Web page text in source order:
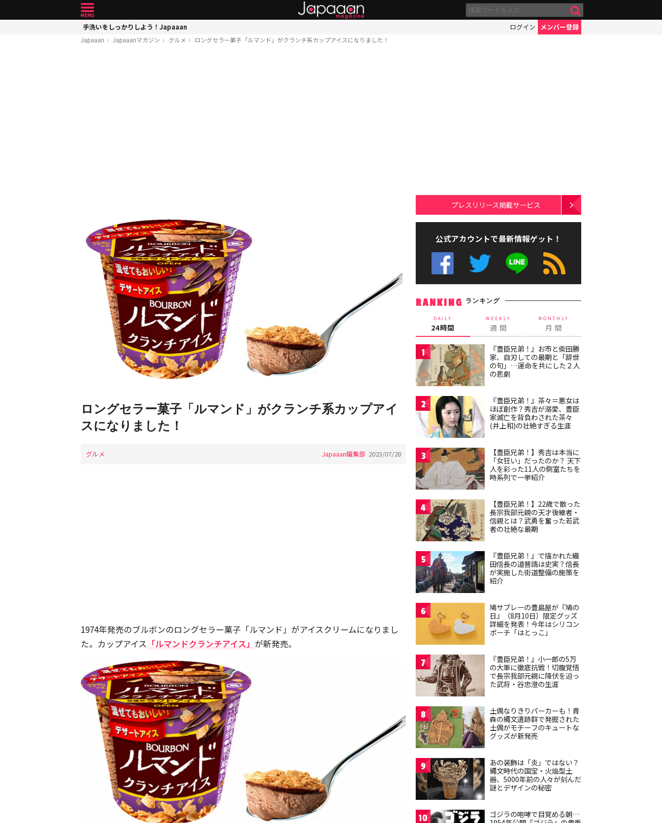
手洗いをしっかりしよう！Japaaan ログイン メンバー登録
Japaaan Japaaanマガジン グルメ ロングセラー菓子「ルマンド」がクランチ系カップアイスになりました！
ロングセラー菓子「ルマンド」がクランチ系カップアイ
スになりました！
グルメ Japaaan編集部 2023/07/28
1974年発売のブルボンのロングセラー菓子「ルマンド」がアイスクリームになりまし
た。カップアイス 「ルマンドクランチアイス」 が新発売。
プレスリリース掲載サービス
公式アカウントで最新情報ゲット！
RANKING ランキング
DAILY
24時間
WEEKLY
週 間
MONTHLY
月 間
1
『豊臣兄弟！』お市と柴田勝
家、自刃しての最期と「辞世
の句」…運命を共にした２人
の悲劇
2
『豊臣兄弟！』茶々＝悪女は
ほぼ創作？秀吉が溺愛、豊臣
家滅亡を背負わされた茶々
(井上和)の壮絶すぎる生涯
3
【豊臣兄弟！】秀吉は本当に
「女狂い」だったのか？ 天下
人を彩った11人の側室たちを
時系列で一挙紹介
4
【豊臣兄弟！】22歳で散った
長宗我部元親の天才後継者・
信親とは？武勇を奮った若武
者の壮絶な最期
5
『豊臣兄弟！』で描かれた織
田信長の道普請は史実？信長
が実施した街道整備の施策を
紹介
6
鳩サブレーの豊島屋が『鳩の
日』（8月10日）限定グッズ
詳細を発表！今年はシリコン
ポーチ「はとっこ」
7
『豊臣兄弟！』小一郎の5万
の大軍に徹底抗戦！切腹覚悟
で長宗我部元親に降伏を迫っ
た武将・谷忠澄の生涯
8
土偶なりきりパーカーも！青
森の縄文遺跡群で発掘された
土偶がモチーフのキュートな
グッズが新発売
9
あの装飾は「炎」ではない？
縄文時代の国宝・火焔型土
器、5000年前の人々が刻んだ
謎とデザインの秘密
10
ゴジラの咆哮で目覚める朝…